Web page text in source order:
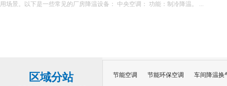
型时盲目跟风，导致降温效果不佳、能耗超标、设备适配性差等问题。想要选到合
区域分站 节能空调 节能环保空调 车间降温换